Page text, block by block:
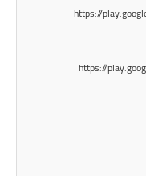
https://
https://